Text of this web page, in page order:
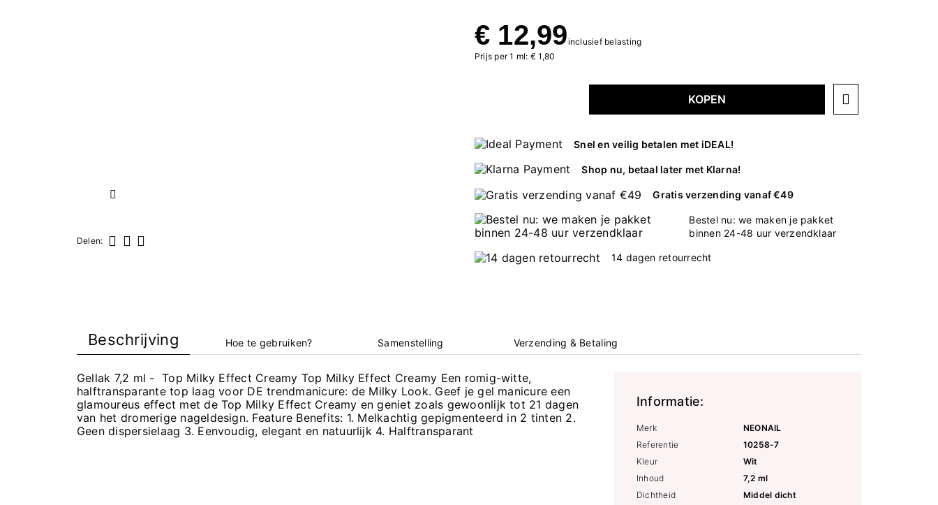
Volgende
Delen:
€ 12,99inclusief belasting
Prijs per 1 ml: € 1,80
KOPEN
Snel en veilig betalen met iDEAL!
Shop nu, betaal later met Klarna!
Gratis verzending vanaf €49
Bestel nu: we maken je pakket
binnen 24-48 uur verzendklaar
14 dagen retourrecht
Beschrijving Hoe te gebruiken? Samenstelling Verzending & Betaling
Informatie:
Merk
NEONAIL
Referentie
10258-7
Kleur
Wit
Inhoud
7,2 ml
Dichtheid
Middel dicht
Gellak 7,2 ml - Top Milky Effect Creamy Top Milky Effect Creamy Een romig-witte,
halftransparante top laag voor DE trendmanicure: de Milky Look. Geef je gel manicure een
glamoureus effect met de Top Milky Effect Creamy en geniet zoals gewoonlijk tot 21 dagen
van het dromerige nageldesign. Feature Benefits: 1. Melkachtig gepigmenteerd in 2 tinten 2.
Geen dispersielaag 3. Eenvoudig, elegant en natuurlijk 4. Halftransparant